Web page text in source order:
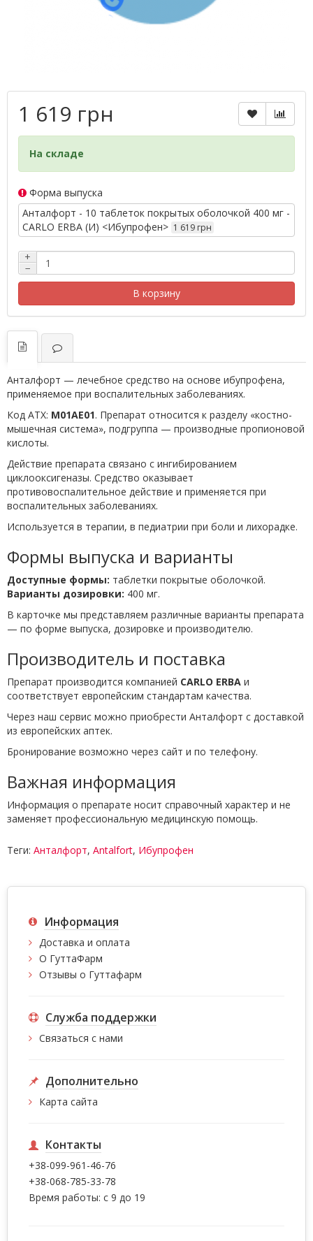
1 619 грн
На складе
Форма выпуска
Анталфорт - 10 таблеток покрытых оболочкой 400 мг -
CARLO ERBA (И) <Ибупрофен> 1 619 грн
+
−
В корзину
Анталфорт — лечебное средство на основе ибупрофена,
применяемое при воспалительных заболеваниях.
Код АТХ: M01AE01. Препарат относится к разделу «костно-
мышечная система», подгруппа — производные пропионовой
кислоты.
Действие препарата связано с ингибированием
циклооксигеназы. Средство оказывает
противовоспалительное действие и применяется при
воспалительных заболеваниях.
Используется в терапии, в педиатрии при боли и лихорадке.
Формы выпуска и варианты
Доступные формы: таблетки покрытые оболочкой.
Варианты дозировки: 400 мг.
В карточке мы представляем различные варианты препарата
— по форме выпуска, дозировке и производителю.
Производитель и поставка
Препарат производится компанией CARLO ERBA и
соответствует европейским стандартам качества.
Через наш сервис можно приобрести Анталфорт с доставкой
из европейских аптек.
Бронирование возможно через сайт и по телефону.
Важная информация
Информация о препарате носит справочный характер и не
заменяет профессиональную медицинскую помощь.
Теги: Анталфорт, Antalfort, Ибупрофен
Информация
Доставка и оплата
О ГуттаФарм
Отзывы о Гуттафарм
Служба поддержки
Связаться с нами
Дополнительно
Карта сайта
Контакты
+38-099-961-46-76
+38-068-785-33-78
Время работы: с 9 до 19